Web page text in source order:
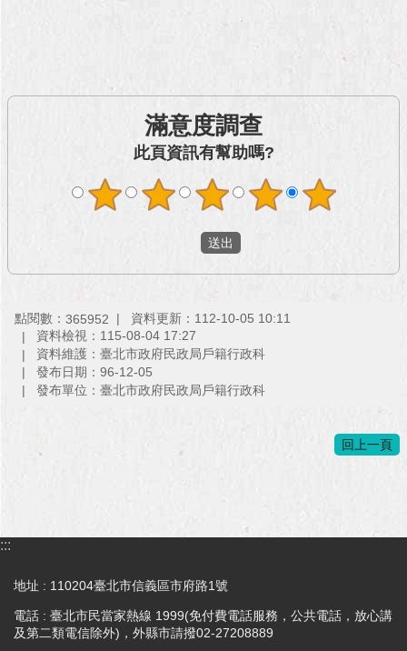
臺
北
旅
遊
網
料
放
宣
告
滿意度調查
此頁資訊有幫助嗎?
點閱數： 365952
資料更新：112-10-05 10:11
資料檢視：115-08-04 17:27
資料維護：臺北市政府民政局戶籍行政科
發布日期：96-12-05
發布單位：臺北市政府民政局戶籍行政科
回上一頁
:::
地址 : 110204臺北市信義區市府路1號
電話 : 臺北市民當家熱線 1999(免付費電話服務，公共電話，放心講
及第二類電信除外)，外縣市請撥02-27208889